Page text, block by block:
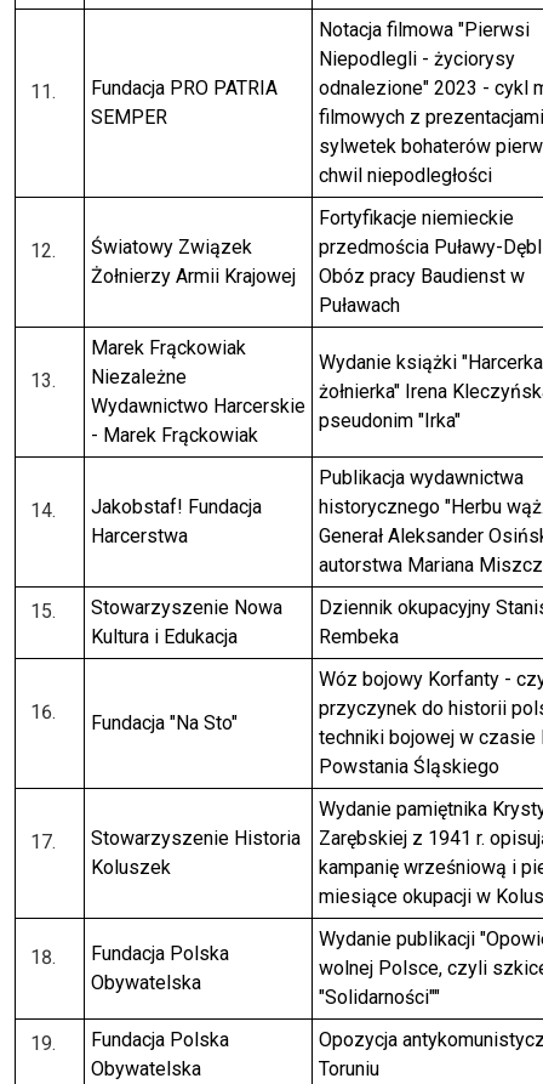
Fundacja PRO PATRIA
SEMPER
Notacja filmowa "Pierwsi
Niepodlegli - życiorysy
odnalezione" 2023 - cykl
filmowych z prezentacjami
sylwetek bohaterów
chwil niepodległości
Światowy Związek
Żołnierzy Armii Krajowej
Fortyfikacje niemieckie
przedmościa Puławy-
Obóz pracy Baudienst w
Puławach
Marek Frąckowiak
Niezależne
Wydawnictwo Harcerskie
- Marek Frąckowiak
Wydanie książki "Harcerka
żołnierka" Irena
pseudonim "Irka"
Jakobstaf! Fundacja
Harcerstwa
Publikacja wydawnictwa
historycznego "Herbu
Generał Aleksander
autorstwa Mariana
Stowarzyszenie Nowa
Kultura i Edukacja
Dziennik okupacyjny
Rembeka
Fundacja "Na Sto"
Wóz bojowy Korfanty -
przyczynek do historii
techniki bojowej w czasie
Powstania Śląskiego
Stowarzyszenie Historia
Koluszek
Wydanie pamiętnika
Zarębskiej z 1941 r.
kampanię wrześniową i
miesiące okupacji w
Fundacja Polska
Obywatelska
Wydanie publikacji
wolnej Polsce, czyli
"Solidarności""
Fundacja Polska
Obywatelska
Opozycja
Toruniu